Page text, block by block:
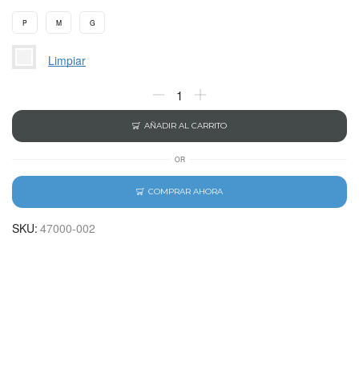
P M G
Limpiar
AÑADIR AL CARRITO
OR
COMPRAR AHORA
SKU: 47000-002